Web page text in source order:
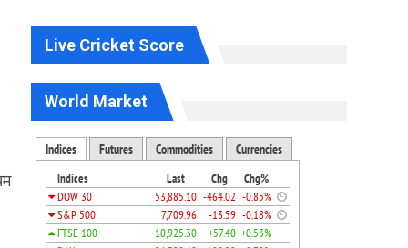
Live Cricket Score
World Market